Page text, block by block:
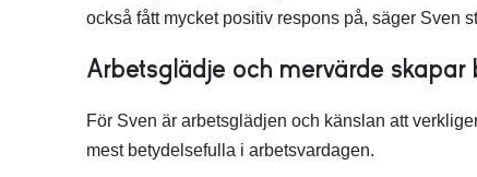
också fått mycket positiv respons på, säger Sven
Arbetsglädje och mervärde skapar
För Sven är arbetsglädjen och känslan att
mest betydelsefulla i arbetsvardagen.